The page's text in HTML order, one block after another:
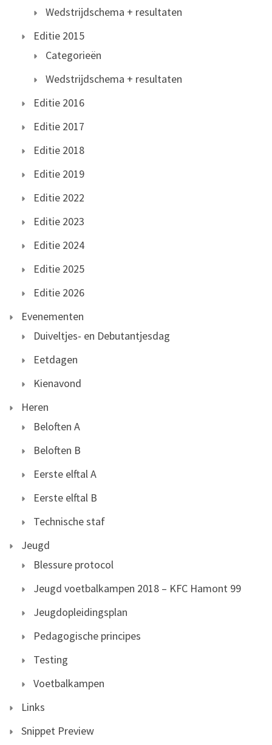
Wedstrijdschema + resultaten
Editie 2015
Categorieën
Wedstrijdschema + resultaten
Editie 2016
Editie 2017
Editie 2018
Editie 2019
Editie 2022
Editie 2023
Editie 2024
Editie 2025
Editie 2026
Evenementen
Duiveltjes- en Debutantjesdag
Eetdagen
Kienavond
Heren
Beloften A
Beloften B
Eerste elftal A
Eerste elftal B
Technische staf
Jeugd
Blessure protocol
Jeugd voetbalkampen 2018 – KFC Hamont 99
Jeugdopleidingsplan
Pedagogische principes
Testing
Voetbalkampen
Links
Snippet Preview